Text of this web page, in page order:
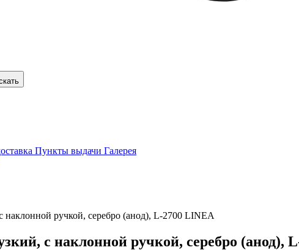
Пункты выдачи Галерея
ручкой, серебро (анод), L-2700 LINEA
c наклонной ручкой, серебро (анод),